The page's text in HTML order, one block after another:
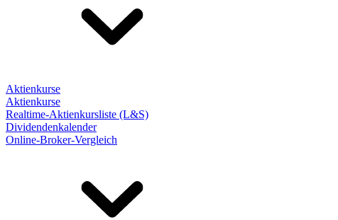
Aktienkurse
Aktienkurse
Realtime-Aktienkursliste (L&S)
Dividendenkalender
Online-Broker-Vergleich